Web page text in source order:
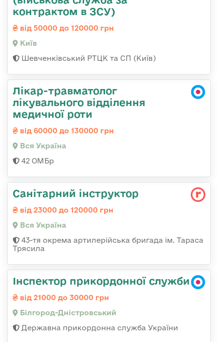
контрактом в ЗСУ)
від 50000 до 120000 грн
Київ
Шевченківський РТЦК та СП (Київ)
Лікар-травматолог
лікувального відділення
медичної роти
від 60000 до 130000 грн
Вся Україна
42 ОМБр
Санітарний інструктор
від 23000 до 120000 грн
Вся Україна
43-тя окрема артилерійська бригада ім. Тараса
Трясила
Інспектор прикордонної служби
від 21000 до 30000 грн
Білгород-Дністровський
Державна прикордонна служба України